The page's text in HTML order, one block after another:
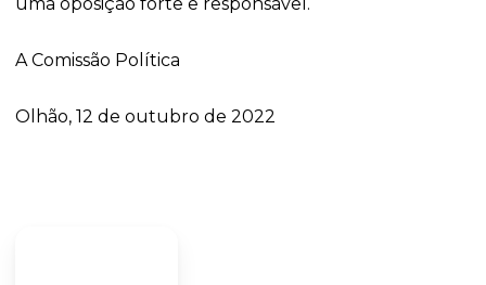
A Comissão Política
Olhão, 12 de outubro de 2022